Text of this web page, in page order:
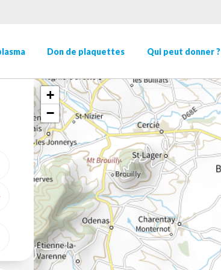
Don de plaquettes Qui peut donner ?
GÉOLOCALISER
+
−